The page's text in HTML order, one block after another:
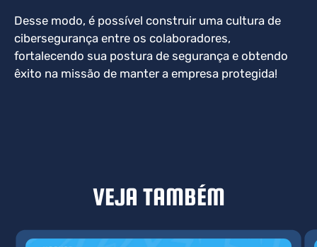
Desse modo, é possível construir uma cultura de
cibersegurança entre os colaboradores,
fortalecendo sua postura de segurança e obtendo
êxito na missão de manter a empresa protegida!
VEJA TAMBÉM